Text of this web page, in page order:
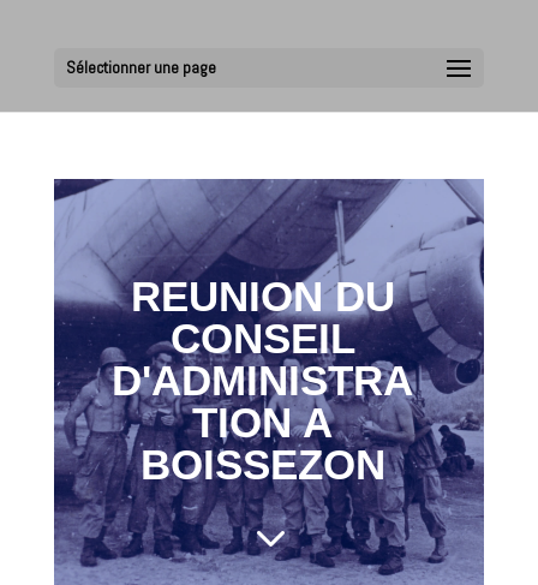
Sélectionner une page
REUNION DU
CONSEIL
D'ADMINISTRA
TION A
BOISSEZON
3